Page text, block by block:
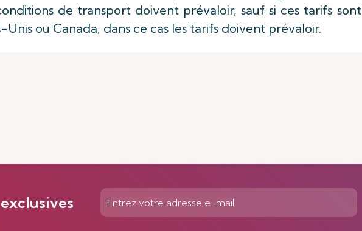
de transport doivent prévaloir, sauf si ces tarifs sont
ou Canada, dans ce cas les tarifs doivent prévaloir.